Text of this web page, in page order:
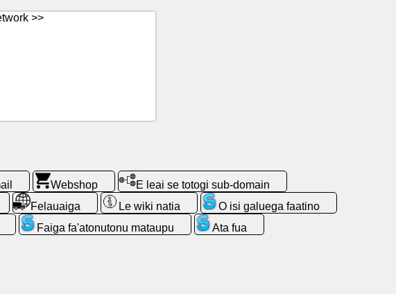
>>
Webshop
E leai se totogi sub-domain
Felauaiga Le wiki natia
O isi galuega faatino
Faiga fa'atonutonu mataupu
Ata fua